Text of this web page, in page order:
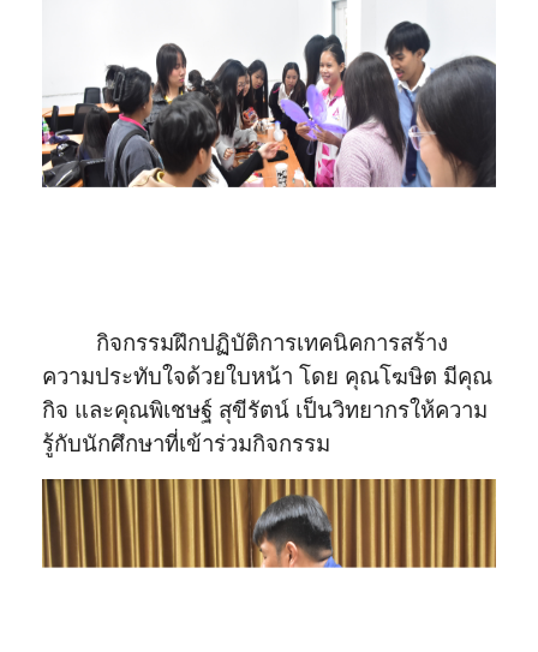
กิจกรรมฝึกปฏิบัติการเทคนิคการสร้าง
ความประทับใจด้วยใบหน้า โดย คุณโฆษิต มีคุณ
กิจ และคุณพิเชษฐ์ สุขีรัตน์ เป็นวิทยากรให้ความ
รู้กับนักศึกษาที่เข้าร่วมกิจกรรม